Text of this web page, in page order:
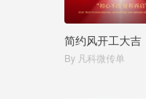
简约风开工大吉
By 凡科微传单